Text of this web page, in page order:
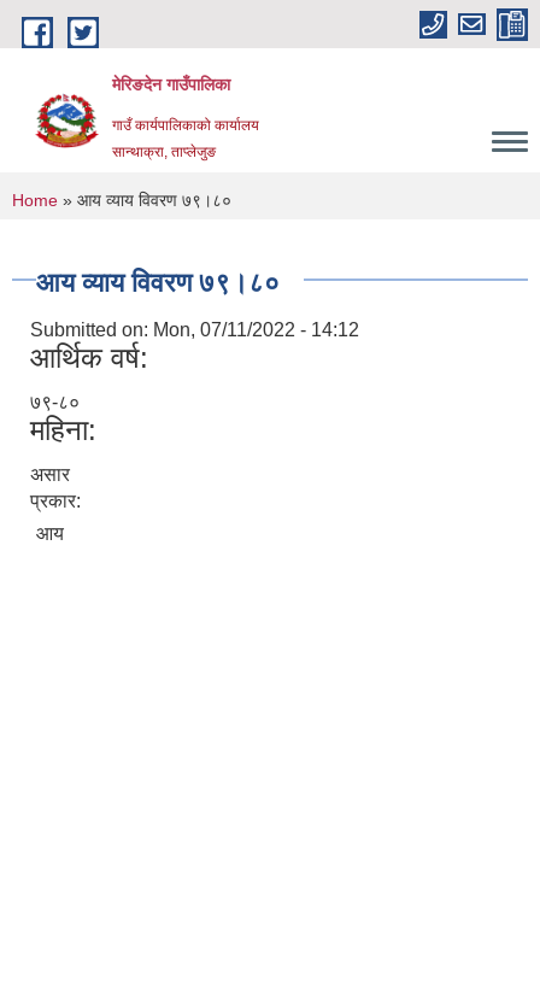
Skip to main content
मेरिङदेन गाउँपालिका
गाउँ कार्यपालिकाको कार्यालय
सान्थाक्रा, ताप्लेजुङ
You are here
Home » आय व्याय विवरण ७९।८०
आय व्याय विवरण ७९।८०
Submitted on: Mon, 07/11/2022 - 14:12
आर्थिक वर्ष:
७९-८०
महिना:
असार
प्रकार:
आय